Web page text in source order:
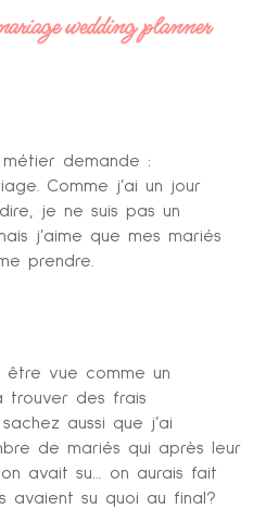
wedding planner
demande :
Comme j’ai un jour
je ne suis pas un
j’aime que mes mariés
prendre.
être vue comme un
trouver des frais
aussi que j’ai
de mariés qui après leur
avait su… on aurais fait
avaient su quoi au final?